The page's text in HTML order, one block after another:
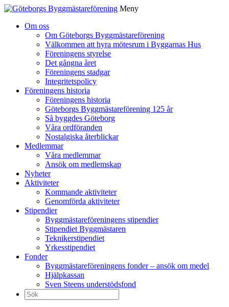
Meny
Om oss
Om Göteborgs Byggmästareförening
Välkommen att hyra mötesrum i Byggarnas Hus
Föreningens styrelse
Det gångna året
Föreningens stadgar
Integritetspolicy
Föreningens historia
Föreningens historia
Göteborgs Byggmästareförening 125 år
Så byggdes Göteborg
Våra ordföranden
Nostalgiska återblickar
Medlemmar
Våra medlemmar
Ansök om medlemskap
Nyheter
Aktiviteter
Kommande aktiviteter
Genomförda aktiviteter
Stipendier
Byggmästareföreningens stipendier
Stipendiet Byggmästaren
Teknikerstipendiet
Yrkesstipendiet
Fonder
Byggmästareföreningens fonder – ansök om medel
Hjälpkassan
Sven Steens understödsfond
Sök
efter: